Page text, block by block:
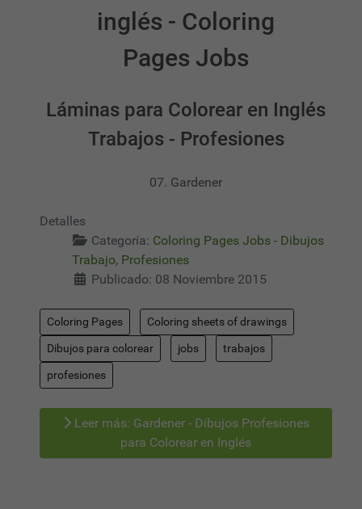
inglés - Coloring
Pages Jobs
Láminas para Colorear en Inglés
Trabajos - Profesiones
07. Gardener
Detalles
Categoría: Coloring Pages Jobs - Dibujos
Trabajo, Profesiones
Publicado: 08 Noviembre 2015
Coloring Pages Coloring sheets of drawings
Dibujos para colorear jobs trabajos
profesiones
Leer más: Gardener - Dibujos Profesiones
para Colorear en Inglés